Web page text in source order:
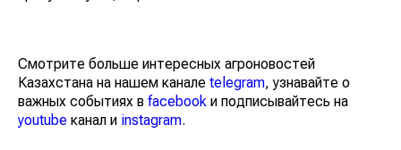
Смотрите больше интересных агроновостей
Казахстана на нашем канале telegram, узнавайте о
важных событиях в facebook и подписывайтесь на
youtube канал и instagram.